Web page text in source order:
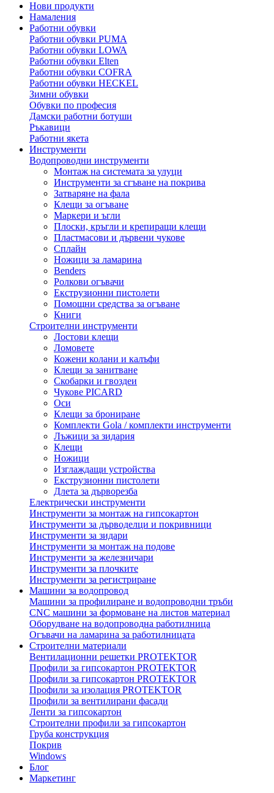
Нови продукти
Намаления
Работни обувки
Работни обувки PUMA
Работни обувки LOWA
Работни обувки Elten
Работни обувки COFRA
Работни обувки HECKEL
Зимни обувки
Обувки по професия
Дамски работни ботуши
Ръкавици
Работни якета
Инструменти
Водопроводни инструменти
Монтаж на системата за улуци
Инструменти за сгъване на покрива
Затваряне на фала
Клещи за огъване
Маркери и ъгли
Плоски, кръгли и крепиращи клещи
Пластмасови и дървени чукове
Сплайн
Ножици за ламарина
Benders
Ролкови огъвачи
Екструзионни пистолети
Помощни средства за огъване
Книги
Строителни инструменти
Лостови клещи
Ломовете
Кожени колани и калъфи
Клещи за занитване
Скобарки и гвоздеи
Чукове PICARD
Оси
Клещи за брониране
Комплекти Gola / комплекти инструменти
Лъжици за зидария
Клещи
Ножици
Изглаждащи устройства
Екструзионни пистолети
Длета за дърворезба
Електрически инструменти
Инструменти за монтаж на гипсокартон
Инструменти за дърводелци и покривници
Инструменти за зидари
Инструменти за монтаж на подове
Инструменти за железничари
Инструменти за плочките
Инструменти за регистриране
Машини за водопровод
Машини за профилиране и водопроводни тръби
CNC машини за формоване на листов материал
Оборудване на водопроводна работилница
Огъвачи на ламарина за работилницата
Строителни материали
Вентилационни решетки PROTEKTOR
Профили за гипсокартон PROTEKTOR
Профили за гипсокартон PROTEKTOR
Профили за изолация PROTEKTOR
Профили за вентилирани фасади
Ленти за гипсокартон
Строителни профили за гипсокартон
Груба конструкция
Покрив
Windows
Блог
Маркетинг